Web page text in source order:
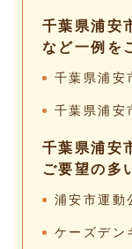
千葉県浦安
など一例を
千葉県浦安
千葉県浦安
千葉県浦安
ご要望の多
浦安市運動
ケーズデン